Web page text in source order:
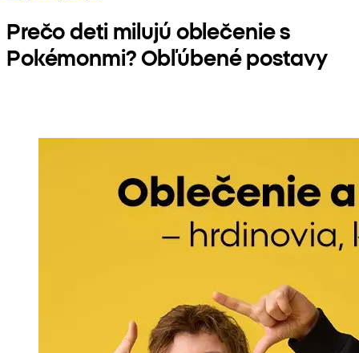
Prečo deti milujú oblečenie s
Pokémonmi? Obľúbené postavy